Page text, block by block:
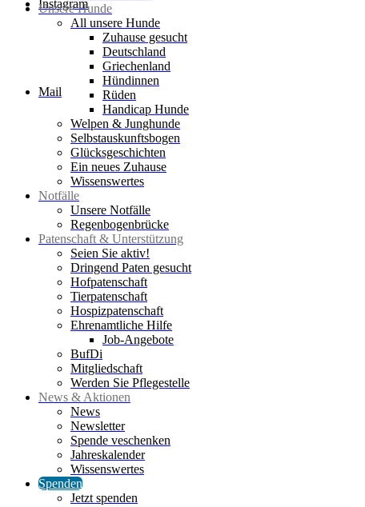
Instagram
Mail
Unsere Hunde
All unsere Hunde
Zuhause gesucht
Deutschland
Griechenland
Hündinnen
Rüden
Handicap Hunde
Welpen & Junghunde
Selbstauskunftsbogen
Glücksgeschichten
Ein neues Zuhause
Wissenswertes
Notfälle
Unsere Notfälle
Regenbogenbrücke
Patenschaft & Unterstützung
Seien Sie aktiv!
Dringend Paten gesucht
Hofpatenschaft
Tierpatenschaft
Hospizpatenschaft
Ehrenamtliche Hilfe
Job-Angebote
BufDi
Mitgliedschaft
Werden Sie Pflegestelle
News & Aktionen
News
Newsletter
Spende veschenken
Jahreskalender
Wissenswertes
Spenden
Jetzt spenden